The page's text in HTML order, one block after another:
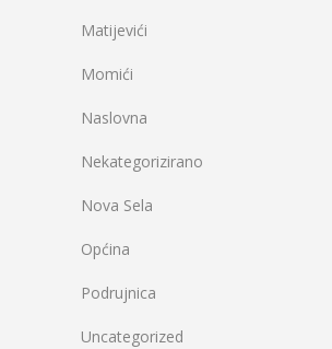
Matijevići
Momići
Naslovna
Nekategorizirano
Nova Sela
Općina
Podrujnica
Uncategorized